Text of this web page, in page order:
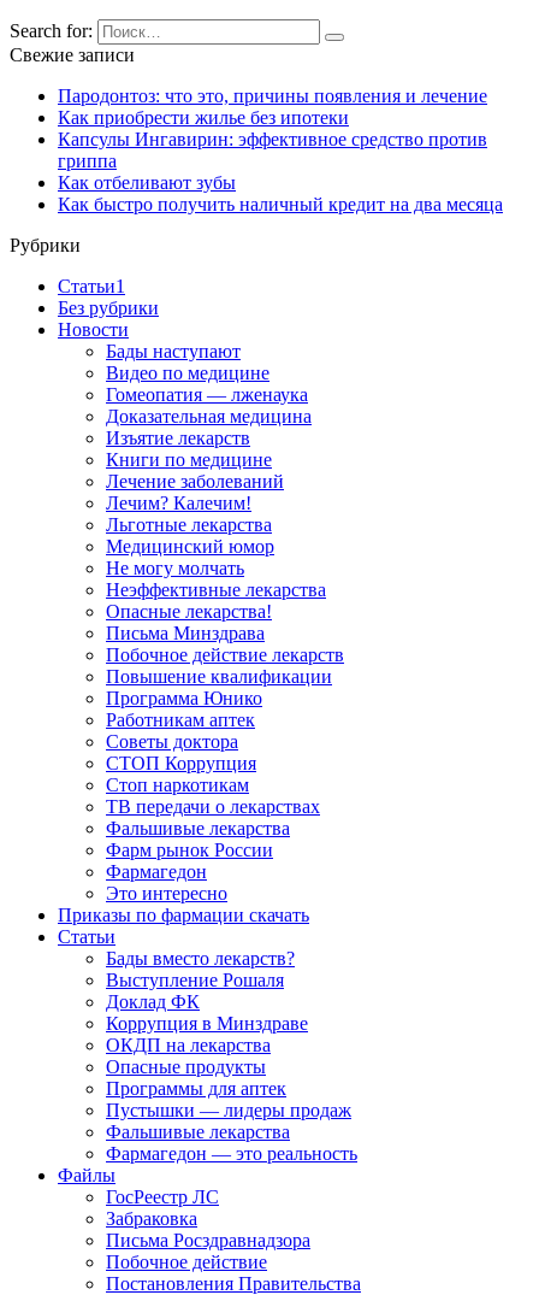
Search for:
Свежие записи
Пародонтоз: что это, причины появления и лечение
Как приобрести жилье без ипотеки
Капсулы Ингавирин: эффективное средство против
гриппа
Как отбеливают зубы
Как быстро получить наличный кредит на два месяца
Рубрики
Cтатьи1
Без рубрики
Новости
Бады наступают
Видео по медицине
Гомеопатия — лженаука
Доказательная медицина
Изъятие лекарств
Книги по медицине
Лечение заболеваний
Лечим? Калечим!
Льготные лекарства
Медицинский юмор
Не могу молчать
Неэффективные лекарства
Опасные лекарства!
Письма Минздрава
Побочное действие лекарств
Повышение квалификации
Программа Юнико
Работникам аптек
Советы доктора
СТОП Коррупция
Стоп наркотикам
ТВ передачи о лекарствах
Фальшивые лекарства
Фарм рынок России
Фармагедон
Это интересно
Приказы по фармации скачать
Статьи
Бады вместо лекарств?
Выступление Рошаля
Доклад ФК
Коррупция в Минздраве
ОКДП на лекарства
Опасные продукты
Программы для аптек
Пустышки — лидеры продаж
Фальшивые лекарства
Фармагедон — это реальность
Файлы
ГосРеестр ЛС
Забраковка
Письма Росздравнадзора
Побочное действие
Постановления Правительства